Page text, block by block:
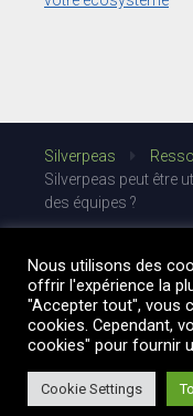
Silverpeas
Silverpeas peut être
des équipes ?
Nous utilisons des
offrir l'expérience la
"Accepter tout", vous
cookies. Cependant,
cookies" pour fournir
Cookie Settings